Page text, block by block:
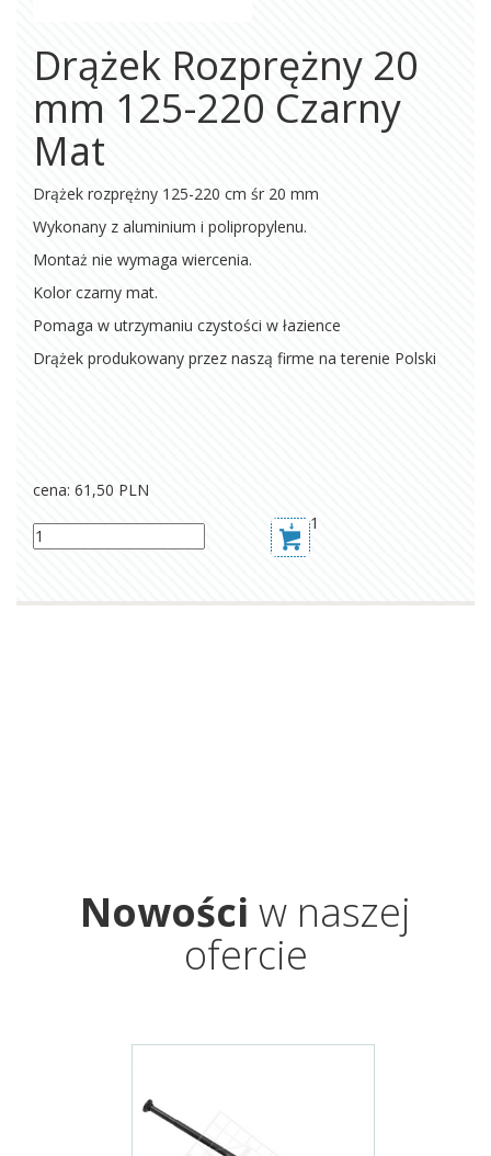
Drążek Rozprężny 20
mm 125-220 Czarny
Mat
Drążek rozprężny 125-220 cm śr 20 mm
Wykonany z aluminium i polipropylenu.
Montaż nie wymaga wiercenia.
Kolor czarny mat.
Pomaga w utrzymaniu czystości w łazience
Drążek produkowany przez naszą firme na terenie Polski
cena: 61,50 PLN
1
Nowości w naszej
ofercie